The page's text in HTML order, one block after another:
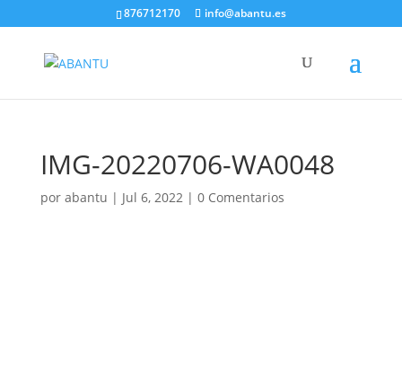
876712170 info@abantu.es
IMG-20220706-WA0048
por abantu | Jul 6, 2022| 0 Comentarios